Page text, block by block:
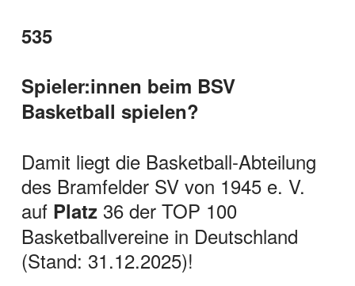
535
Spieler:innen beim BSV
Basketball spielen?
Damit liegt die Basketball-Abteilung
des Bramfelder SV von 1945 e. V.
auf Platz 36 der TOP 100
Basketballvereine in Deutschland
(Stand: 31.12.2025)!